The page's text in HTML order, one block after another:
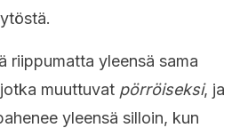
riippumatta yleensä sama
muuttuvat pörröiseksi, ja
yleensä silloin, kun